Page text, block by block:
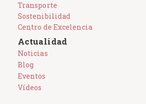
Transporte
Sostenibilidad
Centro de Excelencia
Actualidad
Noticias
Blog
Eventos
Vídeos